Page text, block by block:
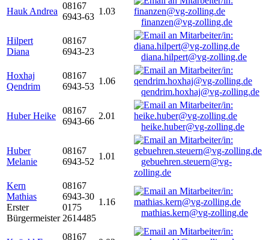
Hauk Andrea
08167
6943-63
1.03
finanzen@vg-zolling.de
Hilpert
Diana
08167
6943-23
diana.hilpert@vg-zolling.de
Hoxhaj
Qendrim
08167
6943-53
1.06
qendrim.hoxhaj@vg-zolling.de
Huber Heike
08167
6943-66
2.01
heike.huber@vg-zolling.de
Huber
Melanie
08167
6943-52
1.01
gebuehren.steuern@vg-
zolling.de
Kern
Mathias
Erster
Bürgermeister
08167
6943-30
0175
2614485
1.16
mathias.kern@vg-zolling.de
08167